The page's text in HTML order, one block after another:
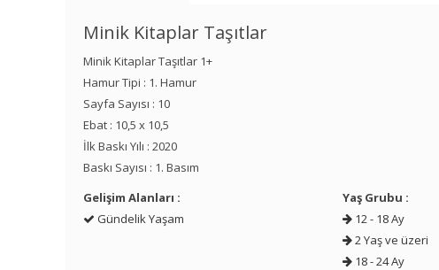
Minik Kitaplar Taşıtlar
Minik Kitaplar Taşıtlar 1+
Hamur Tipi : 1. Hamur
Sayfa Sayısı : 10
Ebat : 10,5 x 10,5
İlk Baskı Yılı : 2020
Baskı Sayısı : 1. Basım
Gelişim Alanları :
Gündelik Yaşam
Yaş Grubu :
12 - 18 Ay
2 Yaş ve üzeri
18 - 24 Ay